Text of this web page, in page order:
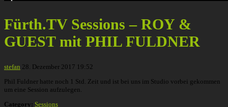
Fürth.TV Sessions – ROY &
GUEST mit PHIL FULDNER
stefan 28. Dezember 2017 19:52
Phil Fuldner hatte noch 1 Std. Zeit und ist bei uns im Studio vorbei gekommen
um eine Session aufzulegen.
Category: Sessions